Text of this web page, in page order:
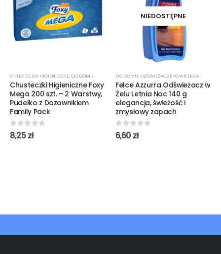
CHUSTECZKI HIGIENICZNE, DO DOMU
Chusteczki Higieniczne Foxy
Mega 200 szt. – 2 Warstwy,
Pudełko z Dozownikiem
Family Pack
0out of 5
8,25zł
NIEDOSTĘPNE
DO DOMU,ODŚWIEŻACZE POWIETRZA
Felce Azzurra Odświeżacz w
Żelu Letnia Noc 140 g
elegancja, świeżość i
zmysłowy zapach
0out of 5
6,60 zł